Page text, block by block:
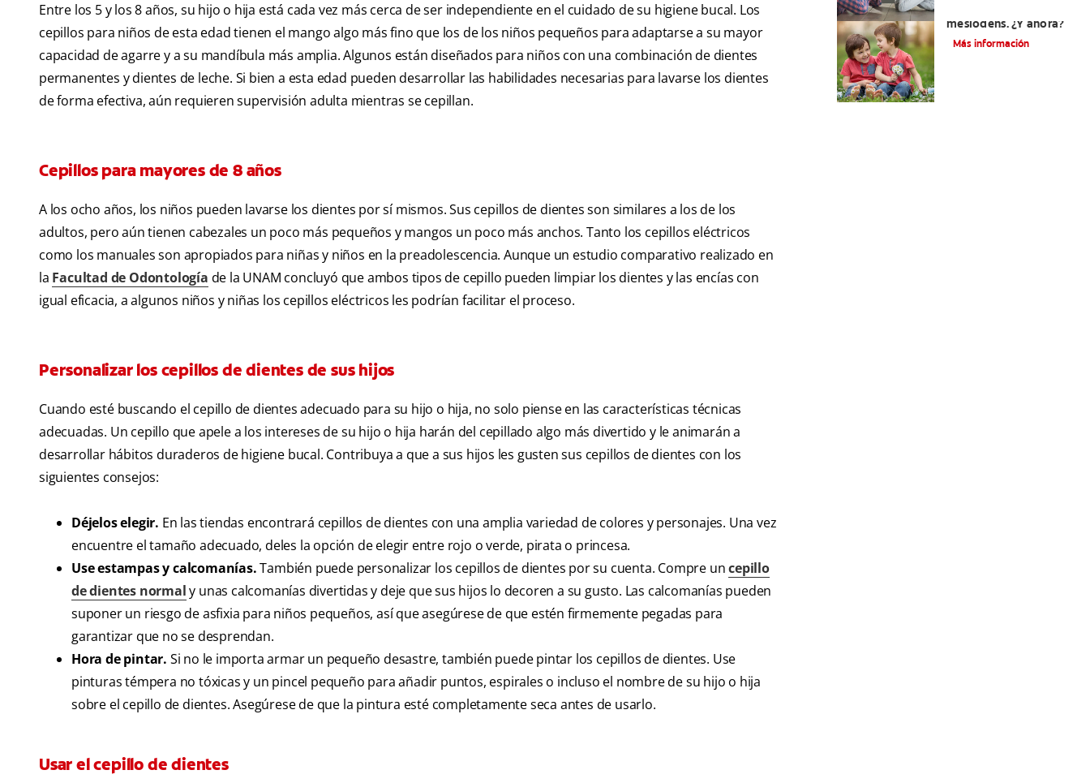
Entre los 5 y los 8 años, su hijo o hija está cada vez más cerca de ser independiente en el cuidado de su higiene bucal. Los
cepillos para niños de esta edad tienen el mango algo más fino que los de los niños pequeños para adaptarse a su mayor
capacidad de agarre y a su mandíbula más amplia. Algunos están diseñados para niños con una combinación de dientes
permanentes y dientes de leche. Si bien a esta edad pueden desarrollar las habilidades necesarias para lavarse los dientes
de forma efectiva, aún requieren supervisión adulta mientras se cepillan.
Cepillos para mayores de 8 años
A los ocho años, los niños pueden lavarse los dientes por sí mismos. Sus cepillos de dientes son similares a los de los
adultos, pero aún tienen cabezales un poco más pequeños y mangos un poco más anchos. Tanto los cepillos eléctricos
como los manuales son apropiados para niñas y niños en la preadolescencia. Aunque un estudio comparativo realizado en
la Facultad de Odontología de la UNAM concluyó que ambos tipos de cepillo pueden limpiar los dientes y las encías con
igual eficacia, a algunos niños y niñas los cepillos eléctricos les podrían facilitar el proceso.
Personalizar los cepillos de dientes de sus hijos
Cuando esté buscando el cepillo de dientes adecuado para su hijo o hija, no solo piense en las características técnicas
adecuadas. Un cepillo que apele a los intereses de su hijo o hija harán del cepillado algo más divertido y le animarán a
desarrollar hábitos duraderos de higiene bucal. Contribuya a que a sus hijos les gusten sus cepillos de dientes con los
siguientes consejos:
Déjelos elegir. En las tiendas encontrará cepillos de dientes con una amplia variedad de colores y personajes. Una vez
encuentre el tamaño adecuado, deles la opción de elegir entre rojo o verde, pirata o princesa.
Use estampas y calcomanías.También puede personalizar los cepillos de dientes por su cuenta. Compre uncepillo
de dientes normaly unas calcomanías divertidas y deje que sus hijos lo decoren a su gusto. Las calcomanías pueden
suponer un riesgo de asfixia para niños pequeños, así que asegúrese de que estén firmemente pegadas para
garantizar que no se desprendan.
Hora de pintar. Si no le importa armar un pequeño desastre, también puede pintar los cepillos de dientes. Use
pinturas témpera no tóxicas y un pincel pequeño para añadir puntos, espirales o incluso el nombre de su hijo o hija
sobre el cepillo de dientes. Asegúrese de que la pintura esté completamente seca antes de usarlo.
Usar el cepillo de dientes
mesiodens. ¿Y ahora?
Más información